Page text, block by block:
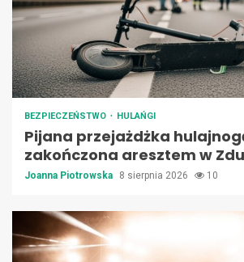
BEZPIECZEŃSTWO HULAŃGI
Pijana przejażdżka
zakończona aresztem w
Joanna Piotrowska 8 sierpnia 2026 10